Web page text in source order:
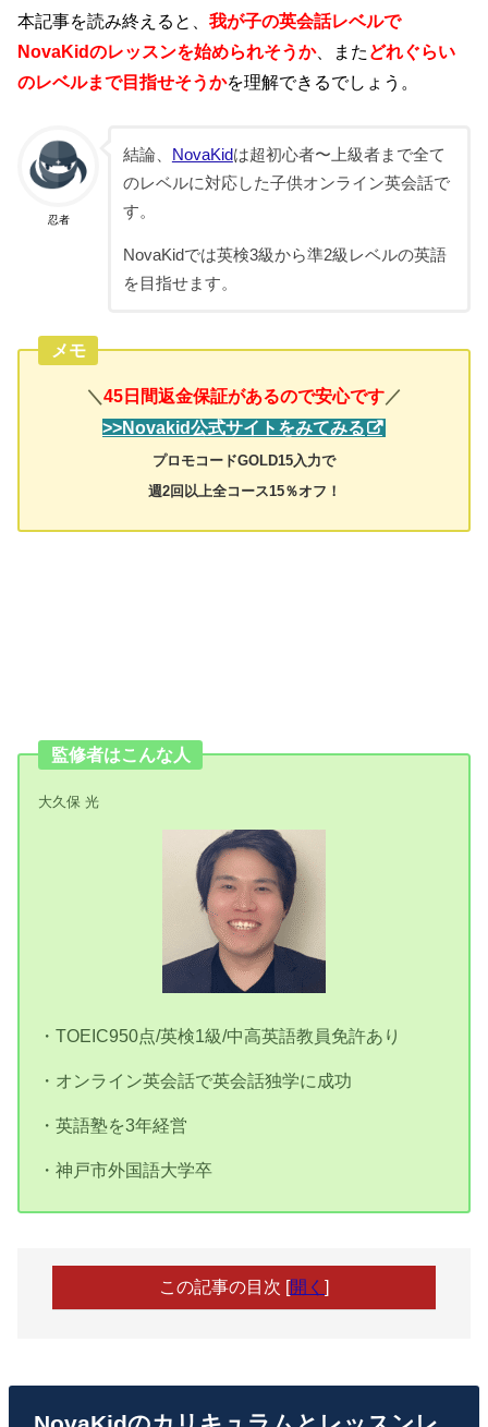
本記事を読み終えると、我が子の英会話レベルで
NovaKidのレッスンを始められそうか、また どれぐらい
のレベルまで目指せそうかを理解できるでしょう。
忍者
結論、 NovaKidは超初心者〜上級者まで全て
のレベルに対応した子供オンライン英会話で
す。
NovaKidでは英検3級から準2級レベルの英語
を目指せます。
メモ
＼ 45日間返金保証があるので安心です／
>>Novakid公式サイトをみてみる
プロモコードGOLD15入力で
週2回以上全コース15％オフ！
監修者はこんな人
大久保 光
・TOEIC950点/英検1級/中高英語教員免許あり
・オンライン英会話で英会話独学に成功
・英語塾を3年経営
・神戸市外国語大学卒
この記事の目次 [開く ]